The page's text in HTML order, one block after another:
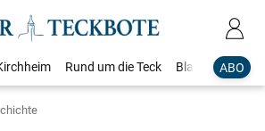
ABO
Rund um die Teck Blaulicht